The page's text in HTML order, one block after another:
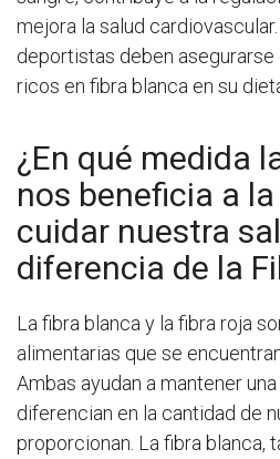
mejora la salud
deportistas deben
ricos en fibra blanca en su
¿En qué medida
nos beneficia a
cuidar nuestra
diferencia de la
La fibra blanca y la fibra roja
alimentarias que se
Ambas ayudan a mantener
diferencian en la cantidad de
proporcionan. La fibra blanca,